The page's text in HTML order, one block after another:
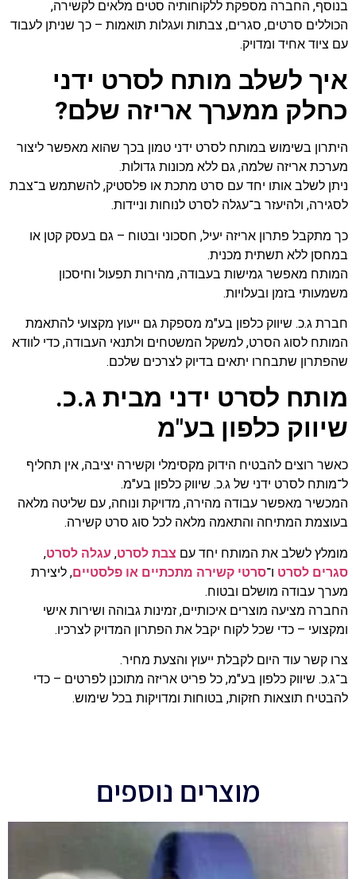
בנוסף, החברה מספקת ללקוחותיה סטים מלאים לקשירה,
הכוללים סרטים, סגרים, צבתות ועגלות תואמות – כך שניתן לעבוד
עם ציוד אחיד ומדויק.
איך לשלב מותח לסרט ידני
כחלק ממערך אריזה שלם?
היתרון בשימוש במותח לסרט ידני טמון בכך שהוא מאפשר ליצור
מערכת אריזה שלמה, גם ללא מכונות גדולות.
ניתן לשלב אותו יחד עם סרט מתכת או פלסטיק, להשתמש ב־צבת
לסגירה, ולהיעזר ב־עגלה לסרט לנוחות וניידות.
כך מתקבל פתרון אריזה יעיל, חסכוני ובטוח – גם בעסק קטן או
במחסן ללא תשתית מכנית.
המותח מאפשר גמישות בעבודה, מהירות תפעול וחיסכון
משמעותי בזמן ובעלויות.
חברת ג.כ. שיווק כלפון בע"מ מספקת גם ייעוץ מקצועי להתאמת
המותח לסוג הסרט, למשקל המשטחים ולתנאי העבודה, כדי לוודא
שהפתרון שתבחרו יתאים בדיוק לצרכים שלכם.
מותח לסרט ידני מבית ג.כ.
שיווק כלפון בע"מ
כאשר רוצים להבטיח הידוק מקסימלי וקשירה יציבה, אין תחליף
ל־מותח לסרט ידני של ג.כ. שיווק כלפון בע"מ.
המכשיר מאפשר עבודה מהירה, מדויקת ונוחה, עם שליטה מלאה
בעוצמת המתיחה והתאמה מלאה לכל סוג סרט קשירה.
מומלץ לשלב את המותח יחד עם צבת לסרט, עגלה לסרט,
סגרים לסרט ו־סרטי קשירה מתכתיים או פלסטיים, ליצירת
מערך עבודה מושלם ובטוח.
החברה מציעה מוצרים איכותיים, זמינות גבוהה ושירות אישי
ומקצועי – כדי שכל לקוח יקבל את הפתרון המדויק לצרכיו.
צרו קשר עוד היום לקבלת ייעוץ והצעת מחיר.
ב־ג.כ. שיווק כלפון בע"מ, כל פריט אריזה מתוכנן לפרטים – כדי
להבטיח תוצאות חזקות, בטוחות ומדויקות בכל שימוש.
מוצרים נוספים